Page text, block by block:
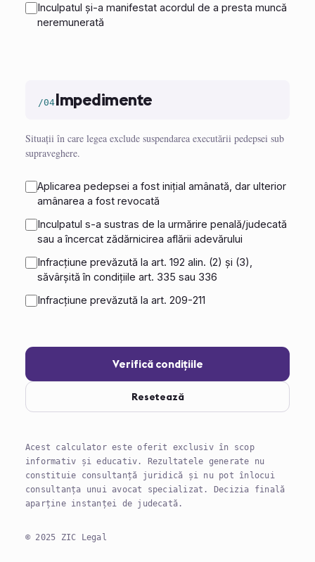
Inculpatul și-a manifestat acordul de a presta muncă
neremunerată
/04Impedimente
Situații în care legea exclude suspendarea executării pedepsei sub
supraveghere.
Aplicarea pedepsei a fost inițial amânată, dar ulterior
amânarea a fost revocată
Inculpatul s-a sustras de la urmărire penală/judecată
sau a încercat zădărnicirea aflării adevărului
Infracțiune prevăzută la art. 192 alin. (2) și (3),
săvârșită în condițiile art. 335 sau 336
Infracțiune prevăzută la art. 209-211
Verifică condițiile
Resetează
Acest calculator este oferit exclusiv în scop
informativ și educativ. Rezultatele generate nu
constituie consultanță juridică și nu pot înlocui
consultanța unui avocat specializat. Decizia finală
aparține instanței de judecată.
© 2025 ZIC Legal